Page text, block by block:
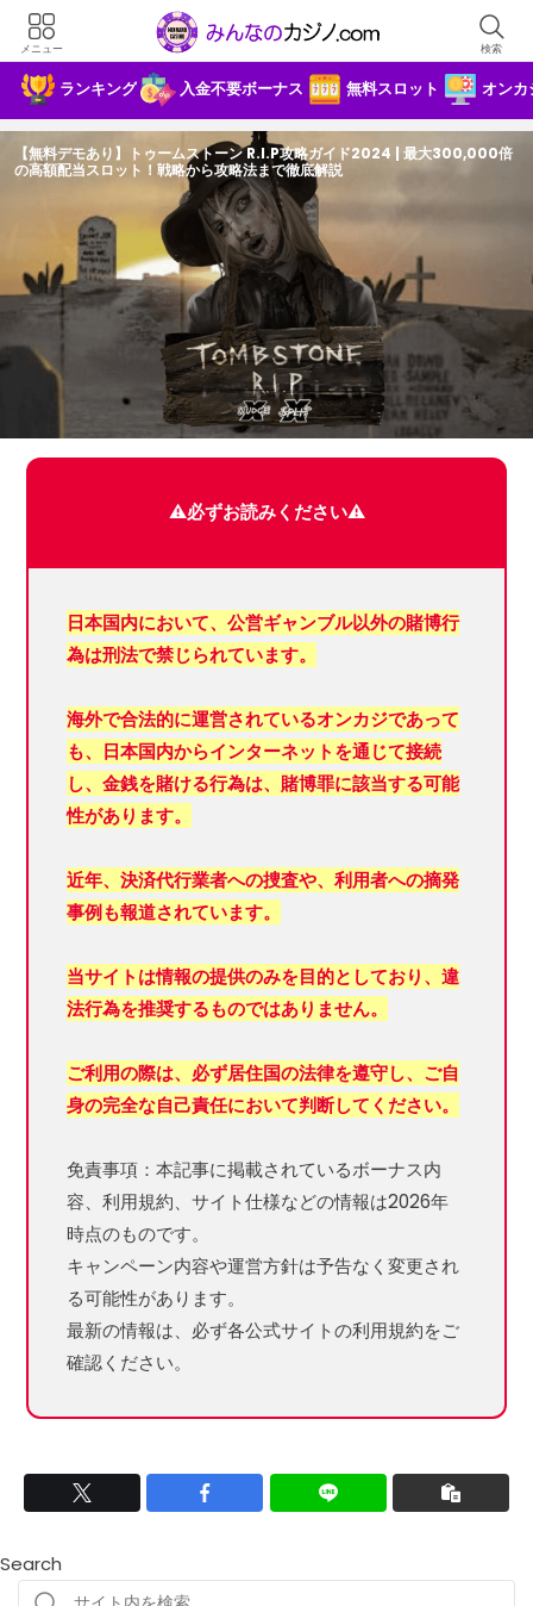
ランキング 入金不要ボーナス 無料スロット オンカ
【無料デモあり】トゥームストーン R.I.P攻略ガイド2024 | 最大300,000倍
の高額配当スロット！戦略から攻略法まで徹底解説
⚠️必ずお読みください⚠️
日本国内において、公営ギャンブル以外の賭博行
為は刑法で禁じられています。
海外で合法的に運営されているオンカジであって
も、日本国内からインターネットを通じて接続
し、金銭を賭ける行為は、賭博罪に該当する可能
性があります。
近年、決済代行業者への捜査や、利用者への摘発
事例も報道されています。
当サイトは情報の提供のみを目的としており、違
法行為を推奨するものではありません。
ご利用の際は、必ず居住国の法律を遵守し、ご自
身の完全な自己責任において判断してください。
免責事項：本記事に掲載されているボーナス内
容、利用規約、サイト仕様などの情報は2026年
時点のものです。
キャンペーン内容や運営方針は予告なく変更され
る可能性があります。
最新の情報は、必ず各公式サイトの利用規約をご
確認ください。
Search
メニュー 検索
みんカジ限定！5000円の入金不要ボーナ
スを進呈